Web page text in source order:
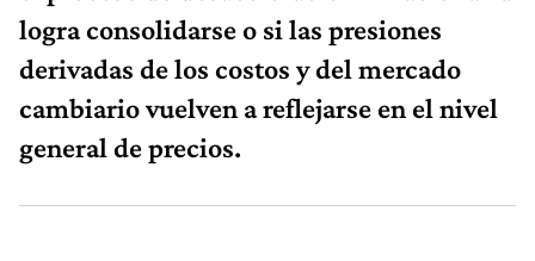
logra consolidarse o si las presiones
derivadas de los costos y del mercado
cambiario vuelven a reflejarse en el nivel
general de precios.